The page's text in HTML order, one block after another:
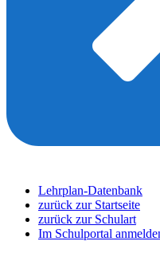
Lehrplan-Datenbank
zurück zur Startseite
zurück zur Schulart
Im Schulportal